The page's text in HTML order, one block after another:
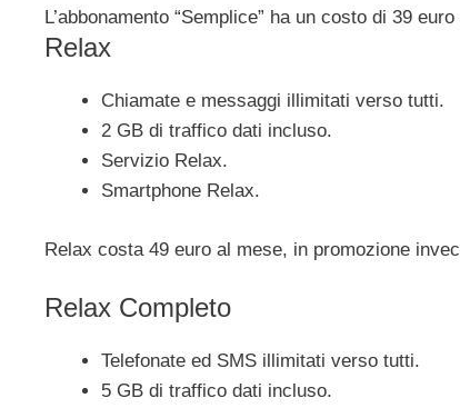
L’abbonamento “Semplice” ha un costo di 39
Relax
Chiamate e messaggi illimitati verso tutti.
2 GB di traffico dati incluso.
Servizio Relax.
Smartphone Relax.
Relax costa 49 euro al mese, in promozione
Relax Completo
Telefonate ed SMS illimitati verso tutti.
5 GB di traffico dati incluso.